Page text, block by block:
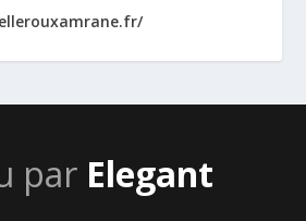
par Elegant